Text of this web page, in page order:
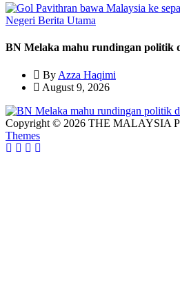
Negeri Berita Utama
BN Melaka mahu rundingan politik
By Azza Haqimi
August 9, 2026
Copyright © 2026 THE MALAYSIA
Themes